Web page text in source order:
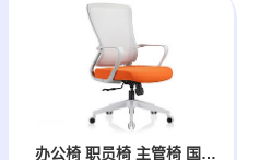
办公椅 职员椅 主管椅 国产品牌